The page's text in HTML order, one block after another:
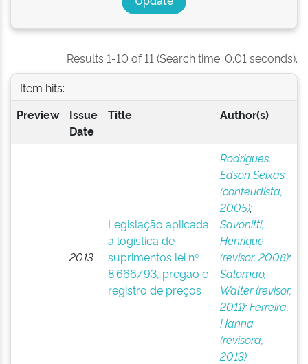
Results 1-10 of 11 (Search time: 0.01 seconds).
Item hits:
Preview
Issue
Date
Title Author(s)
2013
Legislação aplicada
à logística de
suprimentos lei nº
8.666/93, pregão e
registro de preços
Rodrigues,
Edson Seixas
(conteudista,
2005);
Savonitti,
Henrique
(revisor, 2008);
Salomão,
Walter (revisor,
2011);Ferreira,
Hanna
(revisora,
2013)